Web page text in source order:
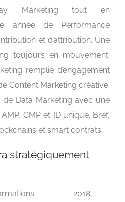
Marketing tout en
année de Performance
et d’attribution. Une
toujours en mouvement.
remplie d’engagement
Content Marketing créative.
de Data Marketing avec une
CMP et ID unique. Bref,
et smart contrats.
stratégiquement
2018,